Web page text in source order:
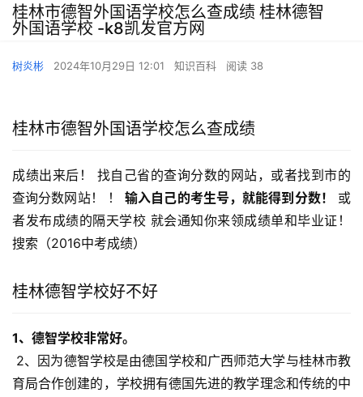
桂林市德智外国语学校怎么查成绩 桂林德智
外国语学校 -k8凯发官方网
树炎彬 2024年10月29日 12:01 知识百科 阅读 38
桂林市德智外国语学校怎么查成绩
成绩出来后！ 找自己省的查询分数的网站，或者找到市的
查询分数网站！ ！ 输入自己的考生号，就能得到分数！
或
者发布成绩的隔天学校 就会通知你来领成绩单和毕业证！
搜索（2016中考成绩）
桂林德智学校好不好
1、德智学校非常好。
育局合作创建的，学校拥有德国先进的教学理念和传统的中